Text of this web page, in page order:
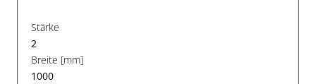
Stärke
2
Breite [mm]
1000